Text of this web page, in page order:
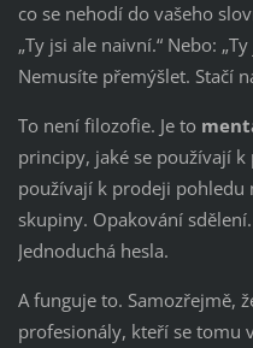
co se nehodí do vašeho
„Ty jsi ale naivní.“ Nebo:
Nemusíte přemýšlet. Stačí
To není filozofie. Je to
principy, jaké se používají
používají k prodeji pohledu
skupiny. Opakování
Jednoduchá hesla.
A funguje to. Samozřejmě,
profesionály, kteří se tomu